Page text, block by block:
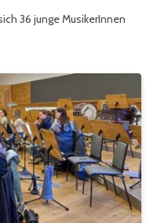
36 junge MusikerInnen